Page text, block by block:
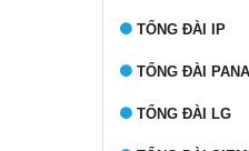
TỔNG ĐÀI IP
TỔNG ĐÀI
TỔNG ĐÀI LG